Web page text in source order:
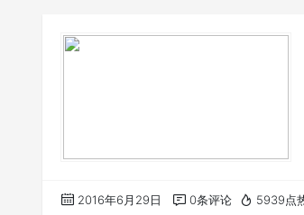
2016年6月29日 0条评论 5939点